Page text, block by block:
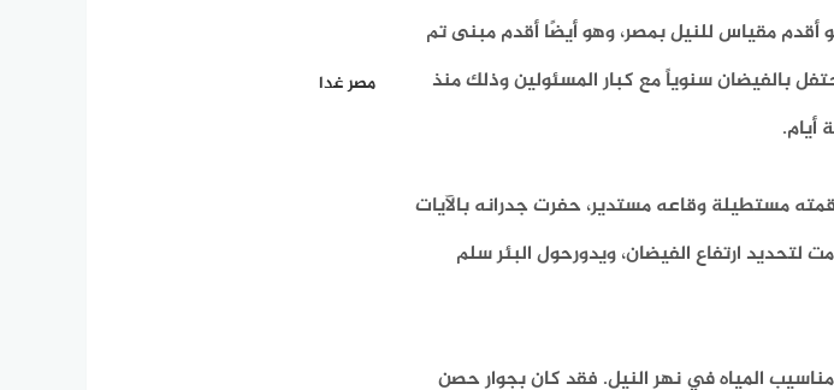
مصر غدا
وهو أقدم مقياس للنيل بمصر، وهو أيضًا أقدم مبنى تم
السلطان يحتفل بالفيضان سنوياً مع كبار المسئولين وذلك منذ
أيام.
ذراعًا وسط بئر مبطن بالحجر، قمته مستطيلة وقاعه مستدير، حفرت جدرانه بالآيات
لتحديد ارتفاع الفيضان، ويدورحول البئر سلم
المياه في نهر النيل. فقد كان بجوار حصن